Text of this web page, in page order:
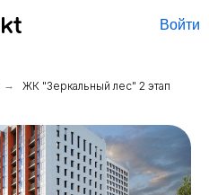
Войти
→ ЖК "Зеркальный лес" 2 этап